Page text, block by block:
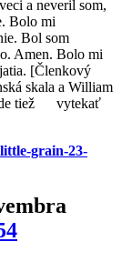
a neveril som,
Bolo mi
Bol som
Amen. Bolo mi
[Členkový
skala a William
tiež vytekať
grain-23-